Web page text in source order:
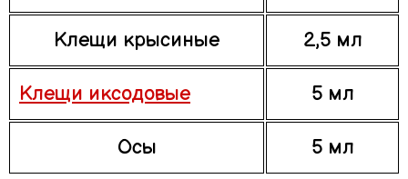
Клещи крысиные 2,5 мл
Клещи иксодовые 5 мл
Осы 5 мл